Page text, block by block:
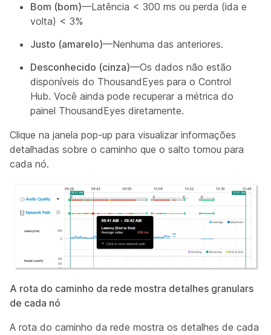
Bom (bom)—Latência < 300 ms ou perda (ida e
volta) < 3%
Justo (amarelo)—Nenhuma das anteriores.
Desconhecido (cinza)—Os dados não estão
disponíveis do ThousandEyes para o Control
Hub. Você ainda pode recuperar a métrica do
painel ThousandEyes diretamente.
Clique na janela pop-up para visualizar informações
detalhadas sobre o caminho que o salto tomou para
cada nó.
A rota do caminho da rede mostra detalhes granulars
de cada nó
A rota do caminho da rede mostra os detalhes de cada